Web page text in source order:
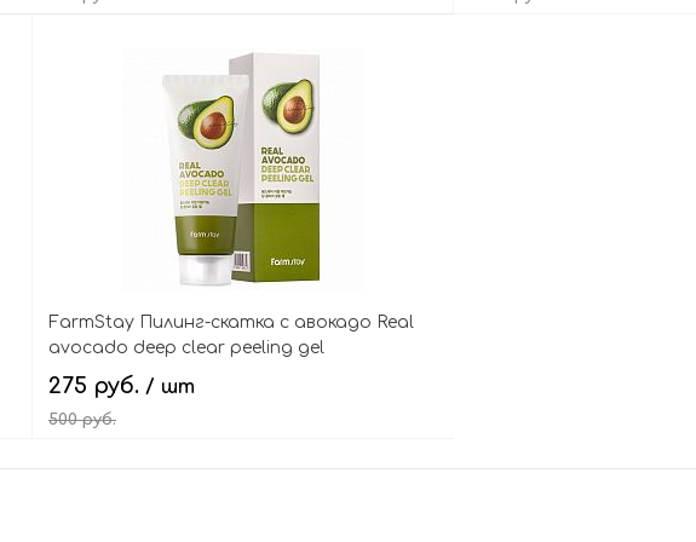
В корзину
FarmStay Пилинг-скатка с авокадо Real
avocado deep clear peeling gel
275 руб. / шт
500 руб.